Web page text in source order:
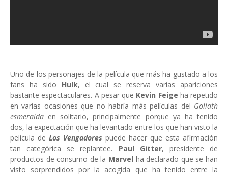
Uno de los personajes de la película que más ha gustado a los
fans ha sido Hulk, el cual se reserva varias apariciones
bastante espectaculares. A pesar que Kevin Feige ha repetido
en varias ocasiones que no habría más películas del Goliath
esmeralda en solitario, principalmente porque ya ha tenido
dos, la expectación que ha levantado entre los que han visto la
película de Los Vengadores puede hacer que esta afirmación
tan categórica se replantee. Paul Gitter, presidente de
productos de consumo de la Marvel ha declarado que se han
visto sorprendidos por la acogida que ha tenido entre la